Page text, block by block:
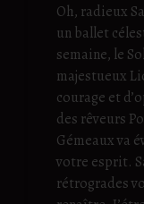
Oh, radieux
un ballet
semaine, le
majestueux
courage et
des rêveurs
Gémeaux va
votre esprit.
rétrogrades